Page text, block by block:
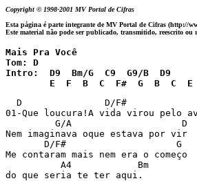
Copyright © 1998-2001 MV Portal de Cifras
Esta página é parte integrante de MV Portal de Cifras (http://
Este material não pode ser publicado, transmitido, reescrito ou
Mais Pra Você
Tom: D
Intro:  D9  Bm/G  C9  G9/B  D9
        E  F  B  C  F#  G  B  C  E
D               D/F#
01-Que loucura!A vida virou pelo
         G/A                    D
Nem imaginava oque estava por vir
       D/F#                    G
Me contaram mais nem era o começo
          A4            Bm
do que seria te ter aqui.